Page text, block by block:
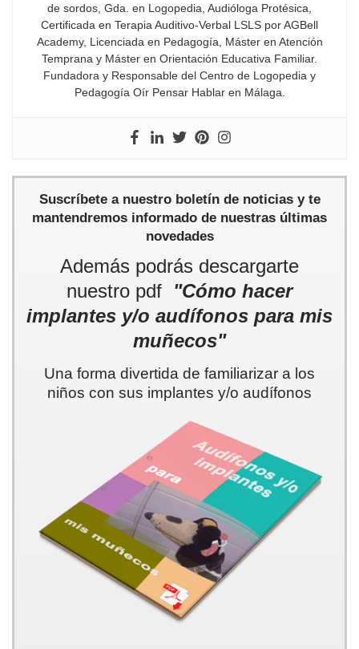
de sordos, Gda. en Logopedia, Audióloga Protésica,
Certificada en Terapia Auditivo-Verbal LSLS por AGBell
Academy, Licenciada en Pedagogía, Máster en Atención
Temprana y Máster en Orientación Educativa Familiar.
Fundadora y Responsable del Centro de Logopedia y
Pedagogía Oír Pensar Hablar en Málaga.
Suscríbete a nuestro boletín de noticias y te
mantendremos informado de nuestras últimas
novedades
Además podrás descargarte
nuestro pdf "Cómo hacer
implantes y/o audífonos para mis
muñecos"
Una forma divertida de familiarizar a los
niños con sus implantes y/o audífonos